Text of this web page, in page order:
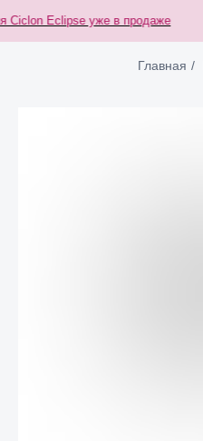
Eclipse уже в продаже
Главная /